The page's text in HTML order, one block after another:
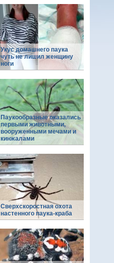
Укус домашнего паука
чуть не лишил женщину
ноги
Паукообразные оказались
первыми животными,
вооруженными мечами и
кинжалами
Сверхскоростная охота
настенного паука-краба